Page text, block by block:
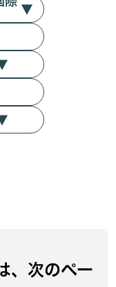
▼
、次のペー